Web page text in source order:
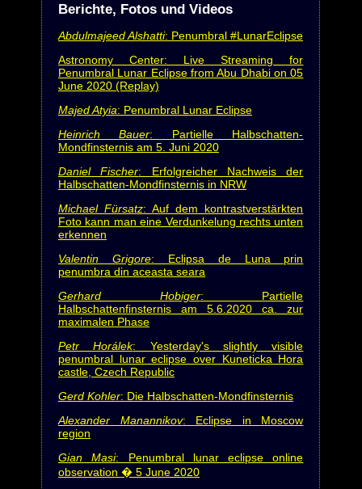
Berichte, Fotos und Videos
Abdulmajeed Alshatti: Penumbral #LunarEclipse
Astronomy Center: Live Streaming for
Penumbral Lunar Eclipse from Abu Dhabi on 05
June 2020 (Replay)
Majed Atyia: Penumbral Lunar Eclipse
Heinrich Bauer: Partielle Halbschatten-
Mondfinsternis am 5. Juni 2020
Daniel Fischer: Erfolgreicher Nachweis der
Halbschatten-Mondfinsternis in NRW
Michael Fürsatz: Auf dem kontrastverstärkten
Foto kann man eine Verdunkelung rechts unten
erkennen
Valentin Grigore: Eclipsa de Luna prin
penumbra din aceasta seara
Gerhard Hobiger: Partielle
Halbschattenfinsternis am 5.6.2020 ca. zur
maximalen Phase
Petr Horálek: Yesterday's slightly visible
penumbral lunar eclipse over Kuneticka Hora
castle, Czech Republic
Gerd Kohler: Die Halbschatten-Mondfinsternis
Alexander Manannikov: Eclipse in Moscow
region
Gian Masi: Penumbral lunar eclipse online
observation � 5 June 2020